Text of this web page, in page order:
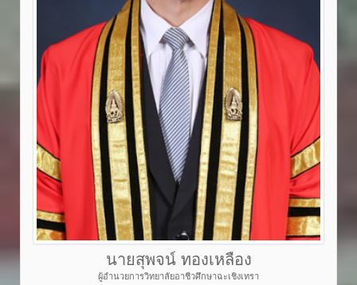
นายสุพจน์ ทองเหลือง
ผู้อำนวยการวิทยาลัยอาชีวศึกษาฉะเชิงเทรา